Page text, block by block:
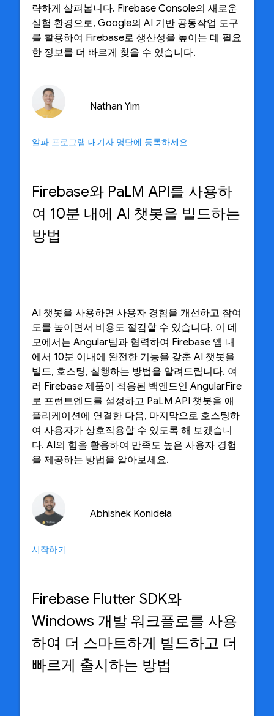
략하게 살펴봅니다. Firebase Console의 새로운
실험 환경으로, Google의 AI 기반 공동작업 도구
를 활용하여 Firebase로 생산성을 높이는 데 필요
한 정보를 더 빠르게 찾을 수 있습니다.
Nathan Yim
알파 프로그램 대기자 명단에 등록하세요
Firebase와 PaLM API를 사용하
여 10분 내에 AI 챗봇을 빌드하는
방법
AI 챗봇을 사용하면 사용자 경험을 개선하고 참여
도를 높이면서 비용도 절감할 수 있습니다. 이 데
모에서는 Angular팀과 협력하여 Firebase 앱 내
에서 10분 이내에 완전한 기능을 갖춘 AI 챗봇을
빌드, 호스팅, 실행하는 방법을 알려드립니다. 여
러 Firebase 제품이 적용된 백엔드인 AngularFire
로 프런트엔드를 설정하고 PaLM API 챗봇을 애
플리케이션에 연결한 다음, 마지막으로 호스팅하
여 사용자가 상호작용할 수 있도록 해 보겠습니
다. AI의 힘을 활용하여 만족도 높은 사용자 경험
을 제공하는 방법을 알아보세요.
Abhishek Konidela
시작하기
Firebase Flutter SDK와
Windows 개발 워크플로를 사용
하여 더 스마트하게 빌드하고 더
빠르게 출시하는 방법